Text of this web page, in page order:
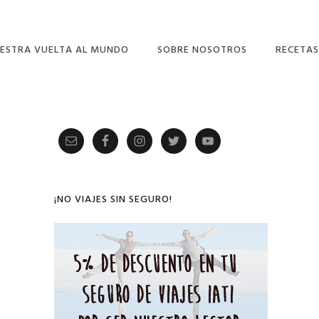
VUELTA AL MUNDO SOBRE NOSOTROS RECETAS
Primary
Sidebar
¡NO VIAJES SIN SEGURO!